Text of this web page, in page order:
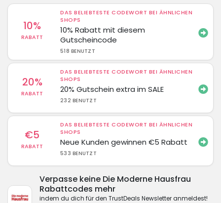
10%
RABATT
DAS BELIEBTESTE CODEWORT BEI ÄHNLICHEN
SHOPS
10% Rabatt mit diesem
Gutscheincode
518 BENUTZT
20%
RABATT
DAS BELIEBTESTE CODEWORT BEI ÄHNLICHEN
SHOPS
20% Gutschein extra im SALE
232 BENUTZT
€5
RABATT
DAS BELIEBTESTE CODEWORT BEI ÄHNLICHEN
SHOPS
Neue Kunden gewinnen €5 Rabatt
533 BENUTZT
Verpasse keine Die Moderne Hausfrau
Rabattcodes mehr
indem du dich für den TrustDeals Newsletter anmeldest!